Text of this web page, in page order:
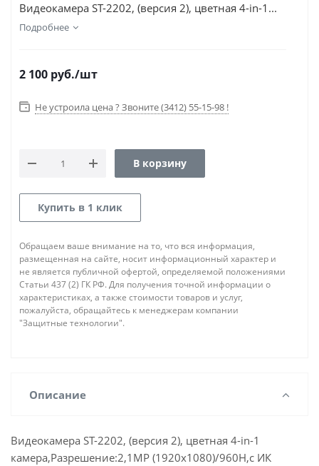
Видеокамера ST-2202, (версия 2), цветная 4-in-1...
Подробнее
2 100 руб./шт
Не устроила цена ? Звоните (3412) 55-15-98 !
В корзину
Купить в 1 клик
Обращаем ваше внимание на то, что вся информация,
размещенная на сайте, носит информационный характер и
не является публичной офертой, определяемой положениями
Статьи 437 (2) ГК РФ. Для получения точной информации о
характеристиках, а также стоимости товаров и услуг,
пожалуйста, обращайтесь к менеджерам компании
"Защитные технологии".
Описание
Видеокамера ST-2202, (версия 2), цветная 4-in-1
камера,Разрешение:2,1MP (1920х1080)/960H,с ИК